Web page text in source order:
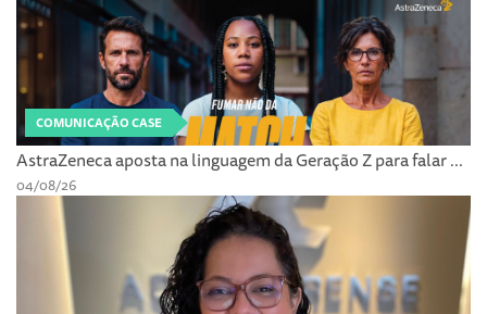
COMUNICAÇÃO CASE
AstraZeneca aposta na linguagem da Geração Z para falar ...
04/08/26